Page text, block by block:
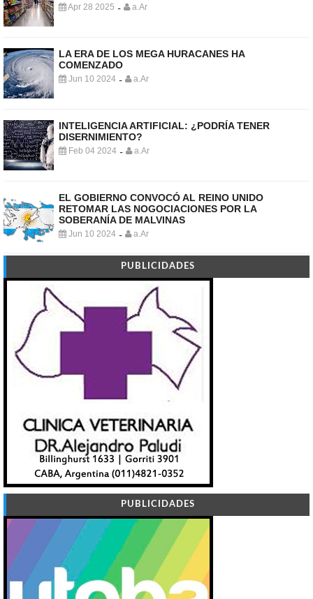
Apr 28 2025 - a.Ar
LA ERA DE LOS MEGA HURACANES HA
COMENZADO
Jun 10 2024 - a.Ar
INTELIGENCIA ARTIFICIAL: ¿PODRÍA TENER
DISERNIMIENTO?
Feb 04 2024 - a.Ar
EL GOBIERNO CONVOCÓ AL REINO UNIDO
RETOMAR LAS NOGOCIACIONES POR LA
SOBERANÍA DE MALVINAS
Jun 10 2024 - a.Ar
PUBLICIDADES
PUBLICIDADES